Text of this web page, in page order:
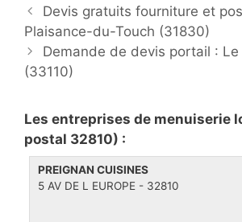
t
é
g
o
e
t
i
q
u
s
P
o
s
t
a
i
Devis gratuits fourniture et
Plaisance-du-Touch (31830)
Demande de devis portail :
(33110)
Les entreprises de menuiserie
postal 32810) :
PREIGNAN CUISINES
5 AV DE L EUROPE - 32810